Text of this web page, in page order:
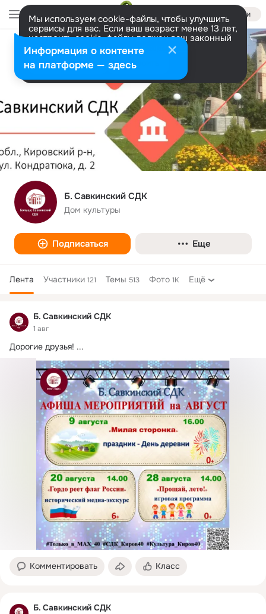
Войти
Мы используем cookie-файлы, чтобы улучшить
сервисы для вас. Если ваш возраст менее 13 лет,
настроить cookie-файлы должен ваш законный
представитель. Больше информации
Разрешить все Настроить
Б. Савкинский СДК
Дом культуры
Подписаться Еще
Лента Участники 121 Темы 513 Фото 1K Ещё
Б. Савкинский СДК
1 авг
Дорогие друзья! ...
Комментировать Класс
Б. Савкинский СДК
колонка
Информация о контенте
на платформе — здесь